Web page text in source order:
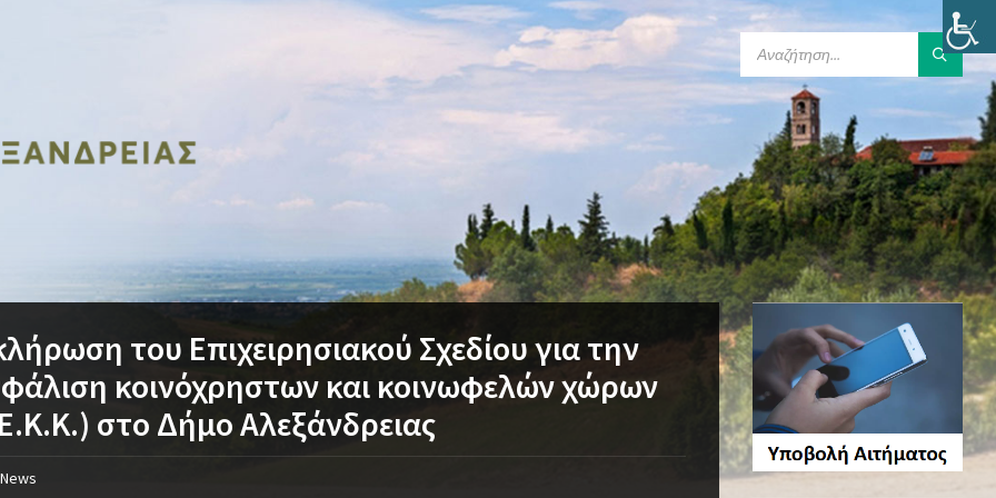
του Επιχειρησιακού Σχεδίου για την
κοινόχρηστων και κοινωφελών χώρων
στο Δήμο Αλεξάνδρειας
News